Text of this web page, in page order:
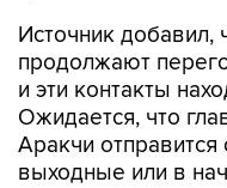
Источник
продолжают
и эти контакты
Ожидается, что
Аракчи отправится
выходные или в